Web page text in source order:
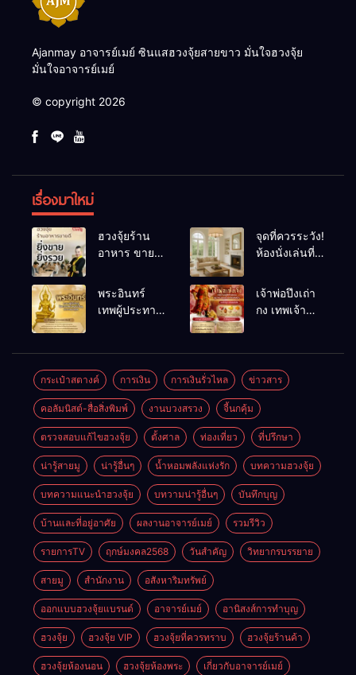
Ajanmay อาจารย์เมย์ ซินแสฮวงจุ้ยสายขาว มั่นใจฮวงจุ้ย
มั่นใจอาจารย์เมย์
© copyright 2026
เรื่องมาใหม่
ฮวงจุ้ยร้าน
อาหาร ขายดี
เคล็ดลับปรับ
ดวง ปรับร้าน
ให้ลูกค้าแน่น
จุดที่ควรระวัง!
ห้องนั่งเล่นที่
พลังชีวิต
พระอินทร์
เทพผู้ประทาน
เจ้าพ่อปึงเถ่า
กง เทพเจ้า
กระเป๋าสตางค์ การเงิน การเงินรั่วไหล ข่าวสาร
คอลัมนิสต์-สื่อสิ่งพิมพ์ งานบวงสรวง จี้นกคุ้ม
ตรวจสอบแก้ไขฮวงจุ้ย ตั้งศาล ท่องเที่ยว ที่ปรึกษา
น่ารู้สายมู น่ารู้อื่นๆ น้ำหอมพลังแห่งรัก บทความฮวงจุ้ย
บทความแนะนำฮวงจุ้ย บทวามน่ารู้อื่นๆ บันทึกบุญ
บ้านและที่อยู่อาศัย ผลงานอาจารย์เมย์ รวมรีวิว
รายการTV ฤกษ์มงคล2568 วันสำคัญ วิทยากรบรรยาย
สายมู สำนักงาน อสังหาริมทรัพย์
ออกแบบฮวงจุ้ยแบรนด์ อาจารย์เมย์ อานิสงส์การทำบุญ
ฮวงจุ้ย ฮวงจุ้ย VIP ฮวงจุ้ยที่ควรทราบ ฮวงจุ้ยร้านค้า
ฮวงจุ้ยห้องนอน ฮวงจุ้ยห้องพระ เกี่ยวกับอาจารย์เมย์